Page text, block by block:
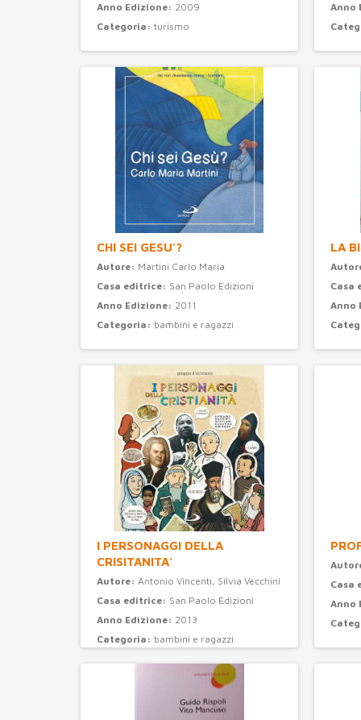
Anno Edizione: 2009
Categoria: turismo
Anno
CHI SEI GESU'?
Autore: Martini Carlo Maria
Casa editrice: San Paolo Edizioni
Anno Edizione: 2011
Categoria: bambini e ragazzi
LA
Casa
Anno
I PERSONAGGI DELLA
CRISITANITA'
Autore: Antonio Vincenti, Silvia Vecchini
Casa editrice: San Paolo Edizioni
Anno Edizione: 2013
Categoria: bambini e ragazzi
Casa
Anno